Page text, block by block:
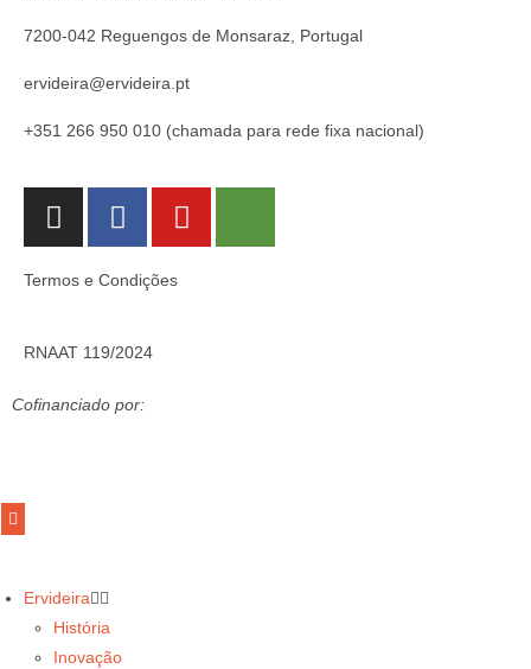
7200-042 Reguengos de Monsaraz, Portugal
ervideira@ervideira.pt
+351 266 950 010 (chamada para rede fixa nacional)
Termos e Condições
RNAAT 119/2024
Cofinanciado por:
Ervideira
História
Inovação